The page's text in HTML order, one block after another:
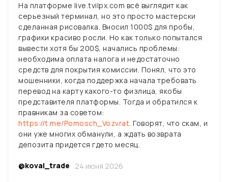
На платформе live.tvilpx.com всё выглядит как
серьезный терминал, но это просто мастерски
сделанная рисовалка. Вносил 1000$ для пробы,
графики красиво росли. Но как только попытался
вывести хотя бы 200$, начались проблемы:
необходима оплата налога и недостаточно
средств для покрытия комиссии. Понял, что это
мошенники, когда поддержка начала требовать
перевод на карту какого-то физлица, якобы
представителя платформы. Тогда и обратился к
правникам за советом:
https://t.me/Pomosch_Vozvrat. Говорят, что скам, и
они уже многих обманули, а ждать возврата
депозита придется гдето месяц.
@koval_trade 24 июня 2026